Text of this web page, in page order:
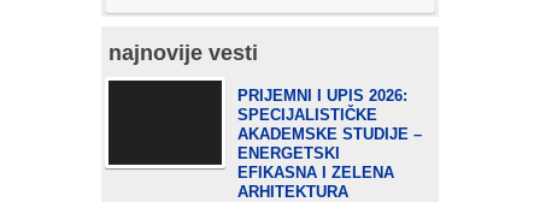
najnovije vesti
PRIJEMNI I UPIS 2026:
SPECIJALISTIČKE
AKADEMSKE STUDIJE –
ENERGETSKI
EFIKASNA I ZELENA
ARHITEKTURA